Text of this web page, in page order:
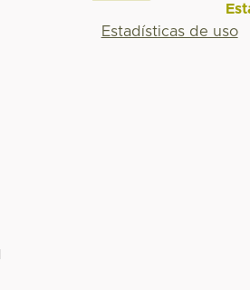
Estadísticas de uso